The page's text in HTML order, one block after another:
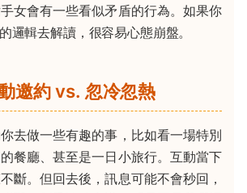
女會有一些看似矛盾的行為。如果你
邏輯去解讀，很容易心態崩盤。
邀約 vs. 忽冷忽熱
去做一些有趣的事，比如看一場特別
餐廳、甚至是一日小旅行。互動當下
斷。但回去後，訊息可能不會秒回，